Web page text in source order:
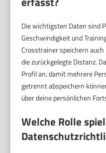
Die wichtigsten Daten sind
Geschwindigkeit und
Crosstrainer speichern
die zurückgelegte Distanz.
Profil an, damit mehrere
getrennt abspeichern
über deine persönlichen
Welche Rolle